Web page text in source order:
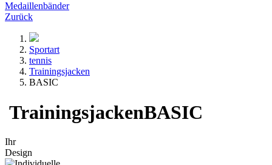
Medaillenbänder
Zurück
Sportart
tennis
Trainingsjacken
BASIC
TrainingsjackenBASIC
Ihr
Design